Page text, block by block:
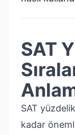
SAT
SAT
kadar